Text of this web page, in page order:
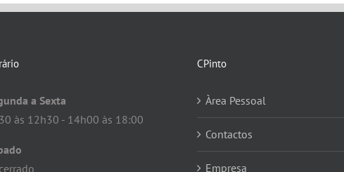
a Sexta
às 12h30 - 14h00 às 18:00
CPinto
Àrea Pessoal
Contactos
Empresa